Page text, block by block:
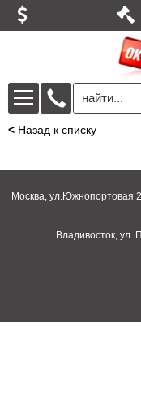
< Назад к списку
Москва, ул.Южнопортовая
Владивосток, ул.